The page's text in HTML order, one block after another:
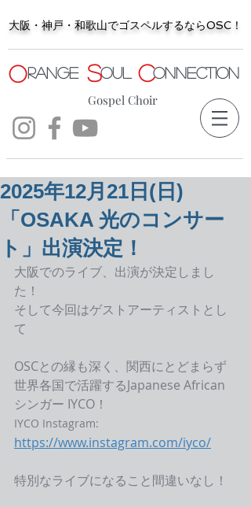
大阪・神戸・和歌山でゴスペルするならOSC！
rangeoulonnection
O S C
Gospel Choir
2025年12月21日(日)
「OSAKA 光のコンサー
ト」出演決定！
大阪でのライブ、出演が決定しまし
た！
そして今回はゲストアーティストとし
て
OSCとの縁も深く、関西にとどまらず
世界各国で活躍するJapanese African
シンガー IYCO！
IYCO Instagram:
https://www.instagram.com/iyco/
特別なライブになること間違いなし！